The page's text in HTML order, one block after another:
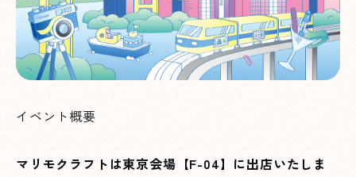
イベント概要
マリモクラフトは東京会場【F-04】に出店いたしま